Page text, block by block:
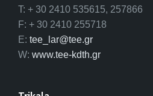
T: + 30 2410 535615, 257866
F: + 30 2410 255718
E: tee_lar@tee.gr
W: www.tee-kdth.gr